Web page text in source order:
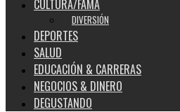
CULTURA/FAMA
DIVERSIÓN
DEPORTES
SALUD
EDUCACIÓN & CARRERAS
NEGOCIOS & DINERO
DEGUSTANDO